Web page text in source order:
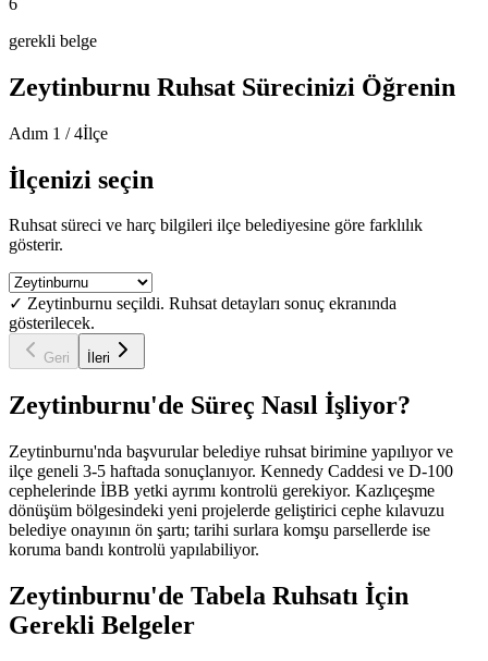
gerekli belge
Zeytinburnu Ruhsat Sürecinizi Öğrenin
Adım 1 /4İlçe
İlçenizi seçin
Ruhsat süreci ve harç bilgileri ilçe belediyesine göre farklılık
gösterir.
✓ Zeytinburnu seçildi. Ruhsat detayları sonuç ekranında
gösterilecek.
Geri İleri
Zeytinburnu'de Süreç Nasıl İşliyor?
Zeytinburnu'nda başvurular belediye ruhsat birimine yapılıyor ve
ilçe geneli 3-5 haftada sonuçlanıyor. Kennedy Caddesi ve D-100
cephelerinde İBB yetki ayrımı kontrolü gerekiyor. Kazlıçeşme
dönüşüm bölgesindeki yeni projelerde geliştirici cephe kılavuzu
belediye onayının ön şartı; tarihi surlara komşu parsellerde ise
koruma bandı kontrolü yapılabiliyor.
Zeytinburnu'de Tabela Ruhsatı İçin
Gerekli Belgeler